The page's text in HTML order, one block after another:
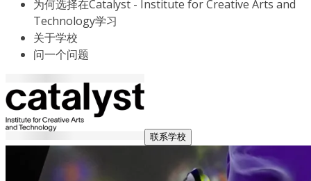
为何选择在Catalyst - Institute for Creative Arts and
Technology学习
关于学校
问一个问题
联系学校